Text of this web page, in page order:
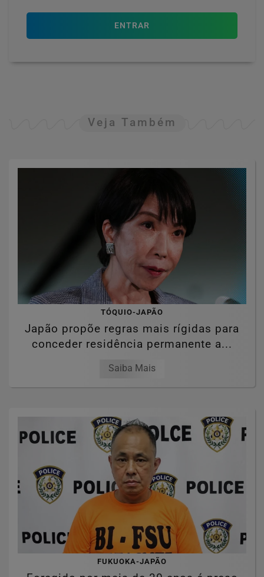
ENTRAR
Veja Também
TÓQUIO-JAPÃO
Japão propõe regras mais rígidas para
conceder residência permanente a...
Saiba Mais
FUKUOKA-JAPÃO